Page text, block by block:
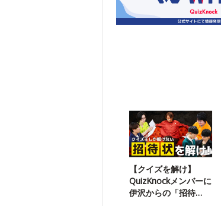
【クイズを解け】
QuizKnockメンバーに
伊沢からの「招待